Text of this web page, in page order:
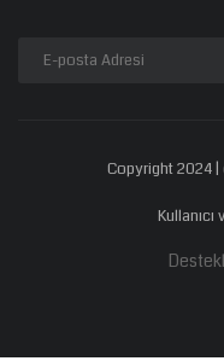
Copyright 2024 |